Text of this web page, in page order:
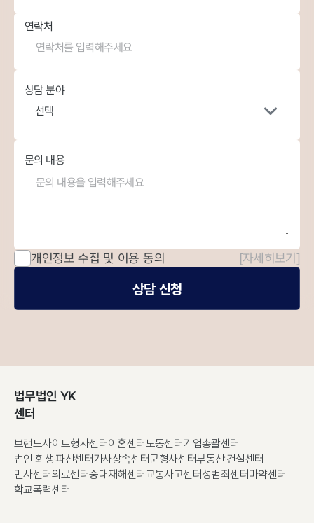
연락처
상담 분야
선택
문의 내용
개인정보 수집 및 이용 동의 [자세히보기]
상담 신청
법무법인 YK
센터
브랜드사이트형사센터이혼센터노동센터기업총괄센터
법인 회생·파산센터가사상속센터군형사센터부동산·건설센터
민사센터의료센터중대재해센터교통사고센터성범죄센터마약센터
학교폭력센터